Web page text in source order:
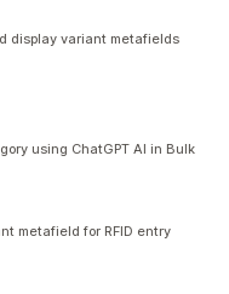
display variant metafields
using ChatGPT AI in Bulk
metafield for RFID entry